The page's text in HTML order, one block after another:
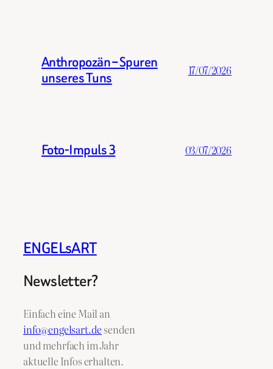
Anthropozän – Spuren
unseres Tuns
17/07/2026
Foto-Impuls 3 03/07/2026
ENGELsART
Newsletter?
Einfach eine Mail an
info@engelsart.desenden
und mehrfach im Jahr
aktuelle Infos erhalten.